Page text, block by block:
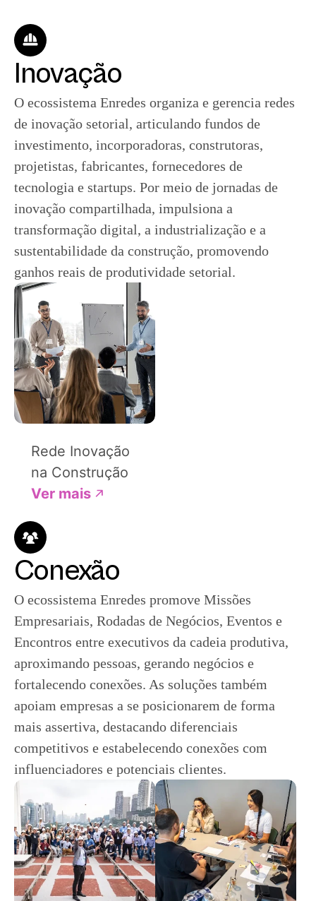
Inovação
O ecossistema Enredes organiza e gerencia redes
de inovação setorial, articulando fundos de
investimento, incorporadoras, construtoras,
projetistas, fabricantes, fornecedores de
tecnologia e startups. Por meio de jornadas de
inovação compartilhada, impulsiona a
transformação digital, a industrialização e a
sustentabilidade da construção, promovendo
ganhos reais de produtividade setorial.
Rede Inovação
na Construção
Ver mais
Conexão
O ecossistema Enredes promove Missões
Empresariais, Rodadas de Negócios, Eventos e
Encontros entre executivos da cadeia produtiva,
aproximando pessoas, gerando negócios e
fortalecendo conexões. As soluções também
apoiam empresas a se posicionarem de forma
mais assertiva, destacando diferenciais
competitivos e estabelecendo conexões com
influenciadores e potenciais clientes.